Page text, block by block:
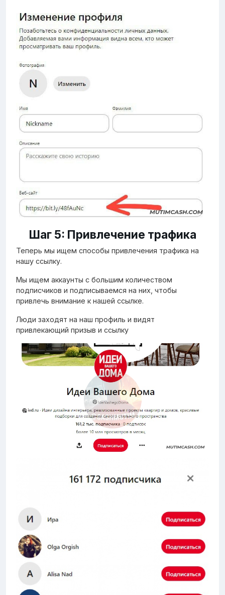
Шаг 5: Привлечение трафика
Теперь мы ищем способы привлечения трафика на
нашу ссылку.
Мы ищем аккаунты с большим количеством
подписчиков и подписываемся на них, чтобы
привлечь внимание к нашей ссылке.
Люди заходят на наш профиль и видят
привлекающий призыв и ссылку